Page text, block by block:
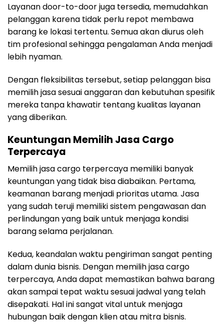
Layanan door-to-door juga tersedia, memudahkan
pelanggan karena tidak perlu repot membawa
barang ke lokasi tertentu. Semua akan diurus oleh
tim profesional sehingga pengalaman Anda menjadi
lebih nyaman.
Dengan fleksibilitas tersebut, setiap pelanggan bisa
memilih jasa sesuai anggaran dan kebutuhan spesifik
mereka tanpa khawatir tentang kualitas layanan
yang diberikan.
Keuntungan Memilih Jasa Cargo
Terpercaya
Memilih jasa cargo terpercaya memiliki banyak
keuntungan yang tidak bisa diabaikan. Pertama,
keamanan barang menjadi prioritas utama. Jasa
yang sudah teruji memiliki sistem pengawasan dan
perlindungan yang baik untuk menjaga kondisi
barang selama perjalanan.
Kedua, keandalan waktu pengiriman sangat penting
dalam dunia bisnis. Dengan memilih jasa cargo
terpercaya, Anda dapat memastikan bahwa barang
akan sampai tepat waktu sesuai jadwal yang telah
disepakati. Hal ini sangat vital untuk menjaga
hubungan baik dengan klien atau mitra bisnis.